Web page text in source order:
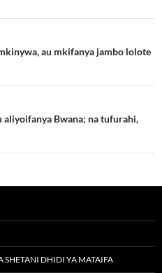
au mkifanya jambo lolote
aliyoifanya Bwana; na tufurahi,
SHETANI DHIDI YA MATAIFA